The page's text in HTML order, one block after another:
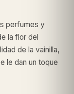
perfumes y
la flor del
de la vainilla,
le dan un toque